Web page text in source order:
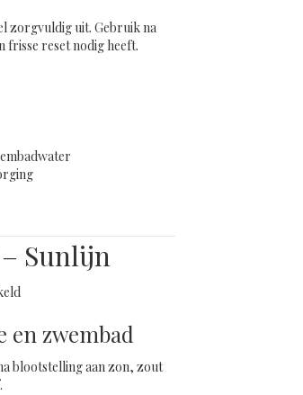
zorgvuldig uit. Gebruik na
frisse reset nodig heeft.
Sunlijn
–
Sunlijn
en zwembad
blootstelling aan zon, zout